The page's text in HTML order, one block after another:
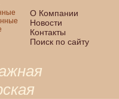
О Компании
Новости
Контакты
Поиск по сайту